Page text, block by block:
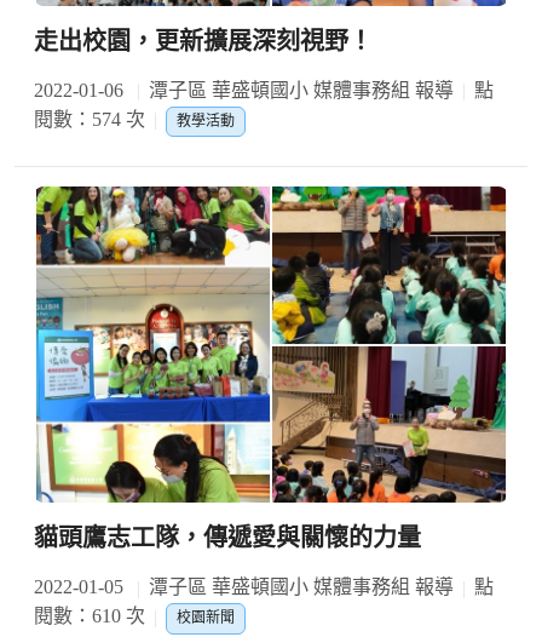
走出校園，更新擴展深刻視野！
2022-01-06 潭子區 華盛頓國小 媒體事務組 報導
點
閱數：574 次
教學活動
貓頭鷹志工隊，傳遞愛與關懷的力量
2022-01-05 潭子區 華盛頓國小 媒體事務組 報導
點
閱數：610 次
校園新聞